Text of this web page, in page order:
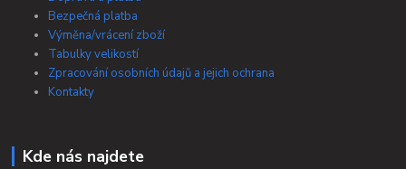
Bezpečná platba
Výměna/vrácení zboží
Tabulky velikostí
Zpracování osobních údajů a jejich ochrana
Kontakty
Kde nás najdete